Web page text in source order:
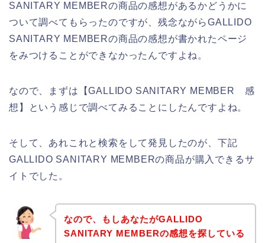
SANITARY MEMBERの商品の感想があるかどうかに
ついて調べてもらったのですが、残念ながらGALLIDO
SANITARY MEMBERの商品の感想が書かれたページ
をみつけることができなかったんですよね。
なので、まずは【GALLIDO SANITARY MEMBER 感
想】という感じで調べてみることにしたんですよね。
そして、あれこれと検索をして発見したのが、下記
GALLIDO SANITARY MEMBERの商品が購入できるサ
イトでした。
なので、もしあなたがGALLIDO
SANITARY MEMBERの感想を探している